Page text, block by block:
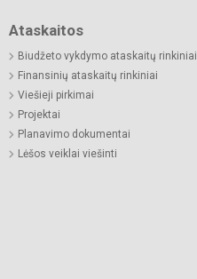
Ataskaitos
Biudžeto vykdymo ataskaitų rinkiniai
Finansinių ataskaitų rinkiniai
Viešieji pirkimai
Projektai
Planavimo dokumentai
Lėšos veiklai viešinti